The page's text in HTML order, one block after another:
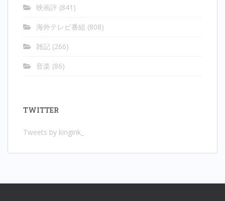
映画評 (841)
海外テレビ番組 (808)
雑記 (266)
音楽 (86)
TWITTER
Tweets by kingink_